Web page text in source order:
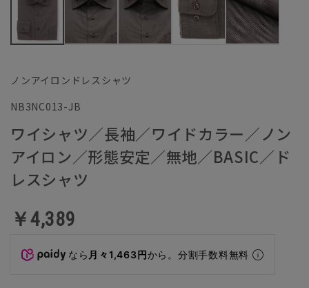
ノンアイロンドレスシャツ
NB3NC013-JB
ワイシャツ／長袖／ワイドカラー／ノン
アイロン／形態安定／無地／BASIC／ド
レスシャツ
￥4,389
なら 月々1,463円から。分割手数料無料